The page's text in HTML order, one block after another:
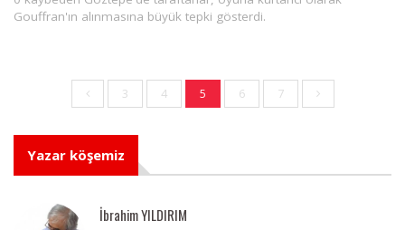
Gouffran'ın alınmasına büyük tepki gösterdi.
3 4 5 6 7
Yazar köşemiz
İbrahim YILDIRIM